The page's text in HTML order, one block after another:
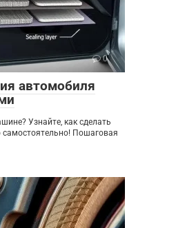
0
автомобиля
Узнайте, как сделать
Пошаговая